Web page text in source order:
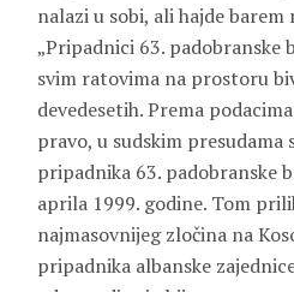
nalazi u sobi, ali hajde barem
„Pripadnici 63. padobranske
svim ratovima na prostoru
devedesetih. Prema
pravo, u sudskim presudama
pripadnika 63. padobranske
aprila 1999. godine. Tom
najmasovnijeg zločina na
pripadnika albanske